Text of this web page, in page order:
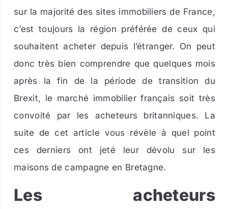
sur la majorité des sites immobiliers de France,
c’est toujours la région préférée de ceux qui
souhaitent acheter depuis l’étranger. On peut
donc très bien comprendre que quelques mois
après la fin de la période de transition du
Brexit, le marché immobilier français soit très
convoité par les acheteurs britanniques. La
suite de cet article vous révèle à quel point
ces derniers ont jeté leur dévolu sur les
maisons de campagne en Bretagne.
Les acheteurs